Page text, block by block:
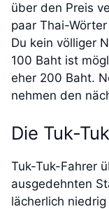
über den Preis
paar Thai-
Du kein völliger
100 Baht ist
eher 200 Baht.
nehmen den
Die Tuk-
Tuk-Tuk-Fahrer
ausgedehnten
lächerlich